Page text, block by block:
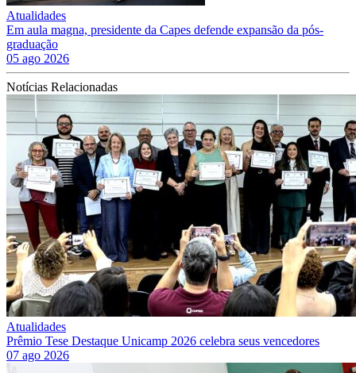
Atualidades
Em aula magna, presidente da Capes defende expansão da pós-
graduação
05 ago 2026
Notícias Relacionadas
Atualidades
Prêmio Tese Destaque Unicamp 2026 celebra seus vencedores
07 ago 2026